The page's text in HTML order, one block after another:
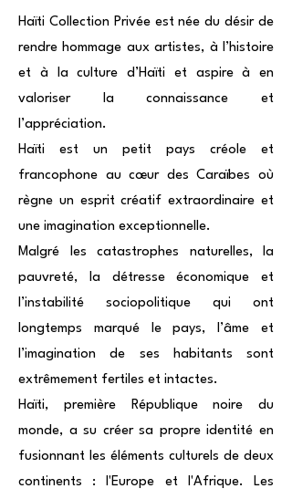
Haïti Collection Privée est née du désir de
rendre hommage aux artistes, à l’histoire
et à la culture d’Haïti et aspire à en
valoriser la connaissance et
l’appréciation.
Haïti est un petit pays créole et
francophone au cœur des Caraïbes où
règne un esprit créatif extraordinaire et
une imagination exceptionnelle.
Malgré les catastrophes naturelles, la
pauvreté, la détresse économique et
l’instabilité sociopolitique qui ont
longtemps marqué le pays, l’âme et
l’imagination de ses habitants sont
extrêmement fertiles et intactes.
Haïti, première République noire du
monde, a su créer sa propre identité en
fusionnant les éléments culturels de deux
continents : l'Europe et l'Afrique. Les